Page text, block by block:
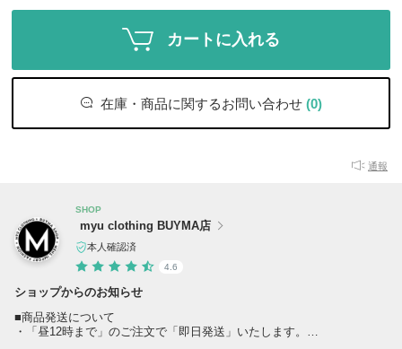
カートに入れる
在庫・商品に関するお問い合わせ (0)
通報
SHOP
myu clothing BUYMA店
本人確認済
4.6
ショップからのお知らせ
■商品発送について
・「昼12時まで」のご注文で「即日発送」いたします。